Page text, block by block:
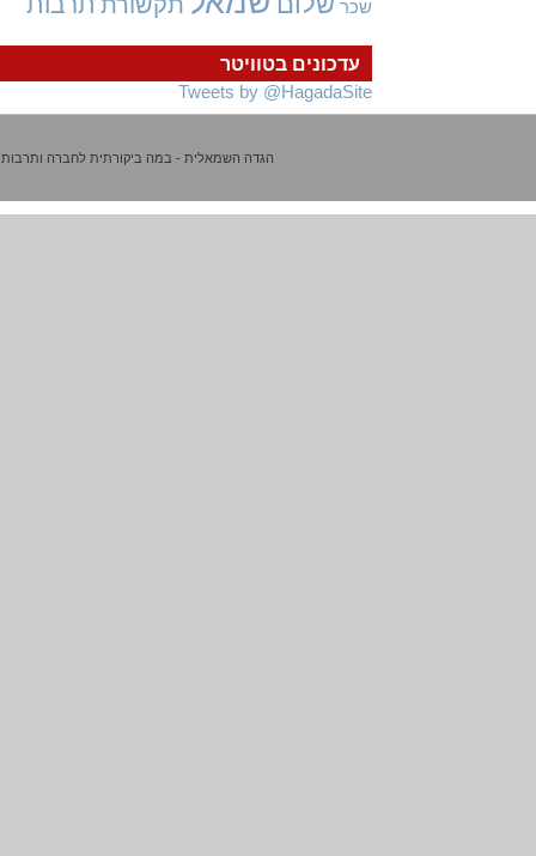
עדכונים בטוויטר
Tweets by @HagadaSite
שכר
הגדה השמאלית - במה ביקורתית לחברה ותרבות